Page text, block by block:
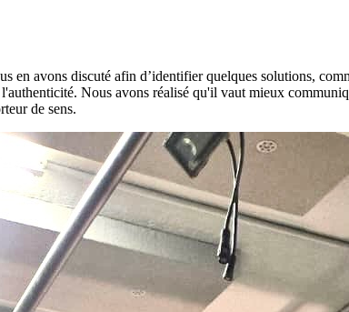
en avons discuté afin d’identifier quelques solutions,
Nous avons réalisé qu'il vaut mieux
de sens.